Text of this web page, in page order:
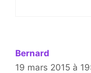
Bernard
19 mars 2015 à